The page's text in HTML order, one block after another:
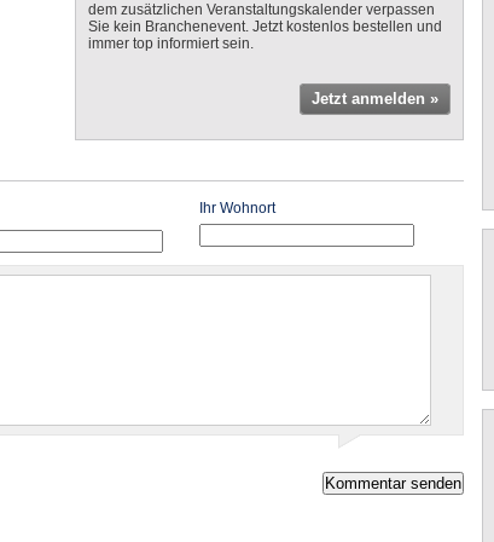
dem zusätzlichen Veranstaltungskalender verpassen
Sie kein Branchenevent. Jetzt kostenlos bestellen und
immer top informiert sein.
Jetzt anmelden »
Ihr Wohnort